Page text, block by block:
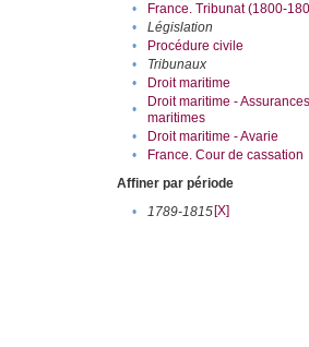
• France. Tribunat (1800-
•
Législation
•
Procédure civile
•
Tribunaux
•
Droit maritime
•
Droit maritime - Assurances
maritimes
• Droit maritime - Avarie
•
France. Cour de cassation
Affiner par période
•
1789-1815[X]